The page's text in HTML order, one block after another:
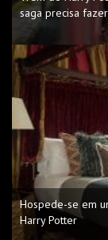
saga precisa fazer
Hospede-se em
Harry Potter